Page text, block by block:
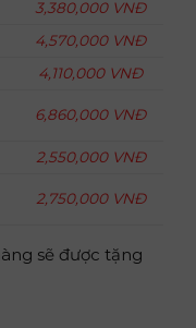
3,380,000 VNĐ
4,570,000 VNĐ
4,110,000 VNĐ
6,860,000 VNĐ
2,550,000 VNĐ
2,750,000 VNĐ
sẽ được tặng